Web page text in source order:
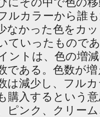
ルカラーから誰
なかった色をカ
ていったものであ
ントは、色の増
である。色数が
は減少し、フル
購入するという
ピンク、クリー